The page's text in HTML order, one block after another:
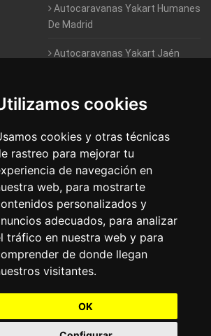
cookies
cookies y otras técnicas
rastreo para mejorar tu
de navegación en
web, para mostrarte
personalizados y
adecuados, para analizar
tráfico en nuestra web y para
de donde llegan
visitantes.
OK
Autocaravanas Yakart Humanes
De Madrid
Autocaravanas Yakart Jaén
Autocaravanas Yakart Valencia
Autocaravanas Yakart Vitoria
· La empresa
de Yakart
nosotros
Franquiciados